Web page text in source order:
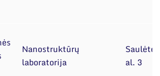
Nanostruktūrų
laboratorija
al. 3